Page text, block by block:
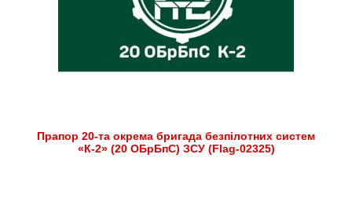
Прапор 20-та окрема бригада безпілотних систем
«К-2» (20 ОБрБпС) ЗСУ (Flag-02325)